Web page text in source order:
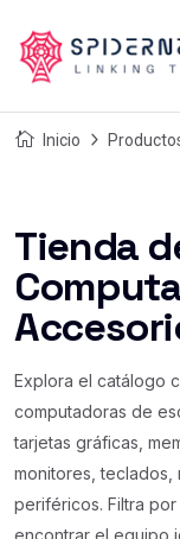
Inicio
Tienda
Explora el catálogo
computadoras de
tarjetas gráficas,
monitores,
periféricos. Filtra
encontrar el equipo